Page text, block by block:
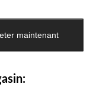
maintenant